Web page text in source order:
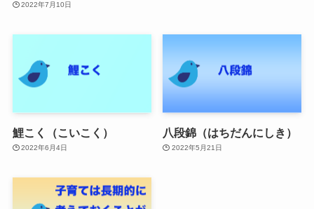
2022年7月10日
鯉こく（こいこく）
2022年6月4日
八段錦（はちだんにしき）
2022年5月21日